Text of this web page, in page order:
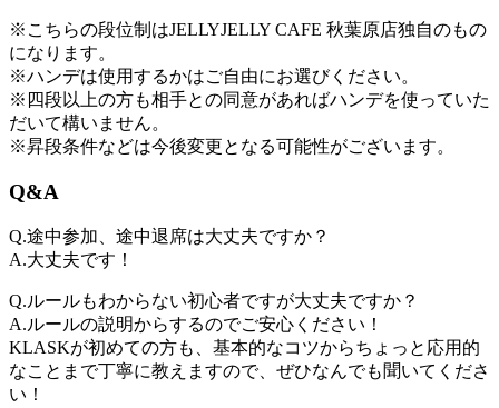
※こちらの段位制はJELLYJELLY CAFE 秋葉原店独自のもの
になります。
※ハンデは使用するかはご自由にお選びください。
※四段以上の方も相手との同意があればハンデを使っていた
だいて構いません。
※昇段条件などは今後変更となる可能性がございます。
Q&A
Q.途中参加、途中退席は大丈夫ですか？
A.大丈夫です！
Q.ルールもわからない初心者ですが大丈夫ですか？
A.ルールの説明からするのでご安心ください！
KLASKが初めての方も、基本的なコツからちょっと応用的
なことまで丁寧に教えますので、ぜひなんでも聞いてくださ
い！